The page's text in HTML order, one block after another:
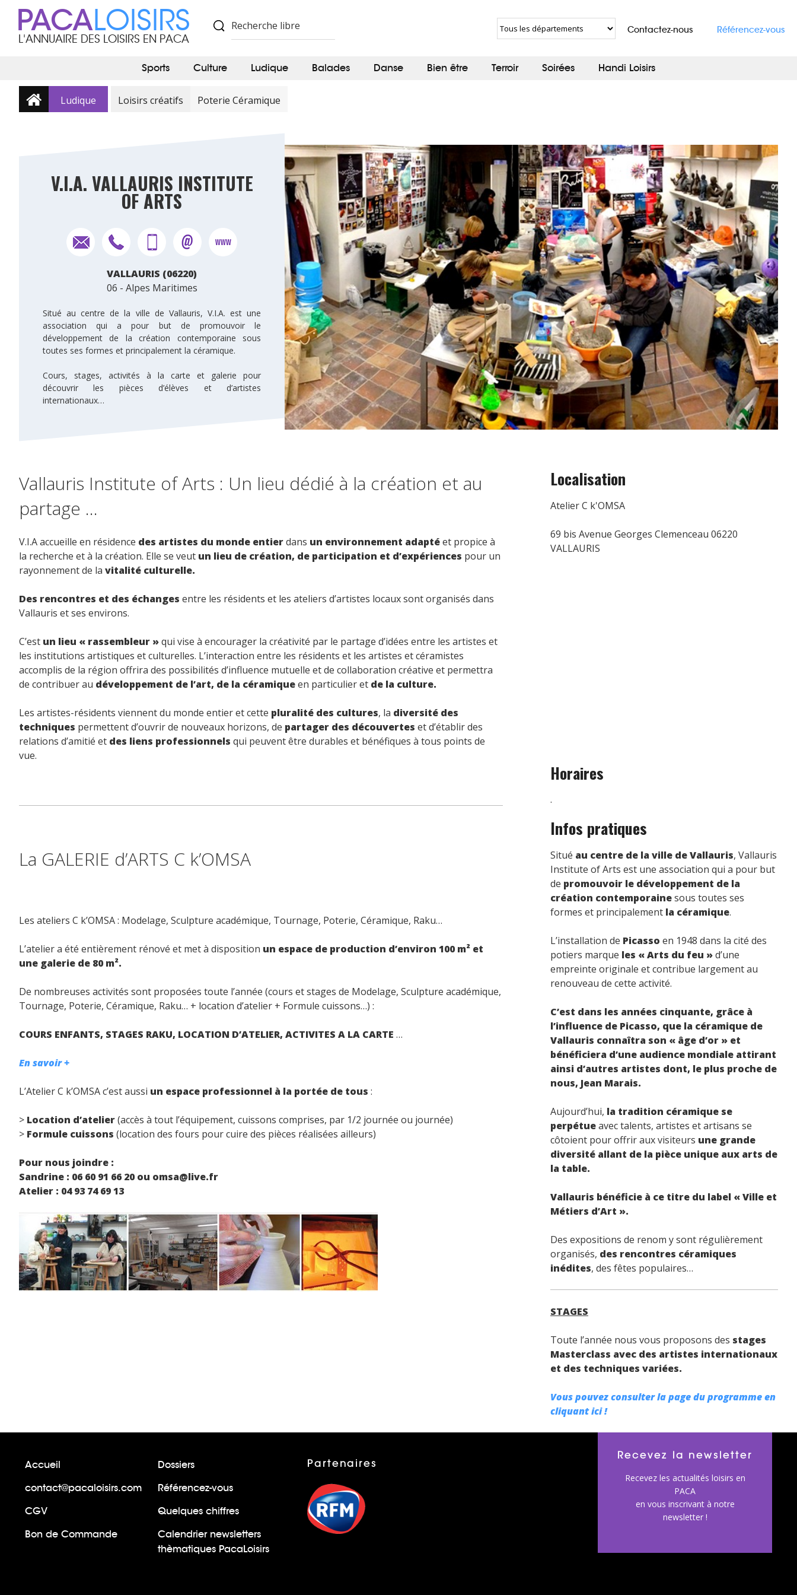
PACALOISIRS
L'ANNUAIRE DES LOISIRS EN PACA
Contactez-nous Référencez-vous
Sports Culture Ludique Balades Danse Bien être Terroir Soirées Handi Loisirs
Ludique Loisirs créatifs Poterie Céramique
V.I.A. VALLAURIS INSTITUTE
OF ARTS
VALLAURIS (06220)
06 - Alpes Maritimes
Situé au centre de la ville de Vallauris, V.I.A. est une
association qui a pour but de promouvoir le
développement de la création contemporaine sous
toutes ses formes et principalement la céramique.
Cours, stages, activités à la carte et galerie pour
découvrir les pièces d’élèves et d’artistes
internationaux…
Vallauris Institute of Arts : Un lieu dédié à la création et au
partage …
V.I.A accueille en résidence des artistes du monde entierdans un environnement adaptéet propice à
la recherche et à la création. Elle se veut un lieu de création, de participation et d’expériences pour un
rayonnement de la vitalité culturelle.
Des rencontres et des échanges entre les résidents et les ateliers d’artistes locaux sont organisés dans
Vallauris et ses environs.
C’est un lieu « rassembleur »qui vise à encourager la créativité par le partage d’idées entre les artistes et
les institutions artistiques et culturelles. L’interaction entre les résidents et les artistes et céramistes
accomplis de la région offrira des possibilités d’influence mutuelle et de collaboration créative et permettra
de contribuer au développement de l’art, de la céramiqueen particulier et de la culture.
Les artistes-résidents viennent du monde entier et cette pluralité des cultures, la diversité des
techniques permettent d’ouvrir de nouveaux horizons, de partager des découvertes et d’établir des
relations d’amitié et des liens professionnels qui peuvent être durables et bénéfiques à tous points de
vue.
La GALERIE d’ARTS C k’OMSA
Les ateliers C k’OMSA : Modelage, Sculpture académique, Tournage, Poterie, Céramique, Raku…
L’atelier a été entièrement rénové et met à disposition un espace de production d’environ 100 m² et
une galerie de 80 m².
De nombreuses activités sont proposées toute l’année (cours et stages de Modelage, Sculpture académique,
Tournage, Poterie, Céramique, Raku… + location d’atelier + Formule cuissons…) :
COURS ENFANTS, STAGES RAKU, LOCATION D’ATELIER, ACTIVITES A LA CARTE …
En savoir +
L’Atelier C k’OMSA c’est aussi un espace professionnel à la portée de tous :
> Location d’atelier(accès à tout l’équipement, cuissons comprises, par 1/2 journée ou journée)
> Formule cuissons (location des fours pour cuire des pièces réalisées ailleurs)
Pour nous joindre :
Sandrine : 06 60 91 66 20 ou omsa@live.fr
Atelier : 04 93 74 69 13
Localisation
Atelier C k'OMSA
69 bis Avenue Georges Clemenceau 06220
VALLAURIS
Horaires
.
Infos pratiques
Situé au centre de la ville de Vallauris, Vallauris
Institute of Arts est une association qui a pour but
de promouvoir le développement de la
création contemporainesous toutes ses
formes et principalement la céramique.
L’installation de Picasso en 1948 dans la cité des
potiers marque les « Arts du feu »d’une
empreinte originale et contribue largement au
renouveau de cette activité.
C’est dans les années cinquante, grâce à
l’influence de Picasso, que la céramique de
Vallauris connaîtra son « âge d’or » et
bénéficiera d’une audience mondiale attirant
ainsi d’autres artistes dont, le plus proche de
nous, Jean Marais.
Aujourd’hui, la tradition céramique se
perpétueavec talents, artistes et artisans se
côtoient pour offrir aux visiteurs une grande
diversité allant de la pièce unique aux arts de
la table.
Vallauris bénéficie à ce titre du label « Ville et
Métiers d’Art ».
Des expositions de renom y sont régulièrement
organisés, des rencontres céramiques
inédites, des fêtes populaires…
STAGES
Toute l’année nous vous proposons des stages
Masterclass avec des artistes internationaux
et des techniques variées.
Vous pouvez consulter la page du programme en
cliquant ici !
Accueil
Dossiers
contact@pacaloisirs.com
Référencez-vous
CGV
Quelques chiffres
Bon de Commande
Calendrier newsletters
thèmatiques PacaLoisirs
Partenaires
Recevez la newsletter
Recevez les actualités loisirs en
PACA
en vous inscrivant à notre
newsletter !